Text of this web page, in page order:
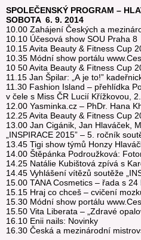
SPOLEČENSKÝ PROGRAM –
SOBOTA 6. 9. 2014
10.00 Zahájení Českých a
10.10 Účesová show SOU Praha 8
10.15 Avita Beauty & Fitness Cup
10.35 Módní show portálu
10 50 Avita Beauty & Fitness Cup
11.15 Jan Špilar: „A je to!”
11.30 Fashion Island – přehlídka
v čele s Miss ČR Lucií Křížkovou,
12.00 Yasminka.cz – PhDr. Hana
12.25 Avita Beauty & Fitness Cup
13.00 Jan Cigánik, Jan Hlaváček,
„INSPIRACE 2015” – 5. ročník
13.45 Tigi show týmů Honzy
14.00 Štěpánka Podroužková:
14.25 Natálie Kubištová zpívá s
14.45 Vyhlášení vítězů soutěže
15.00 TANA Cosmetics – řada s
15.15 Hraj co chceš – cvičení
15.30 Módní show portálu
15.50 Vita Liberata – „Zdravé
16.10 Enii nails: Novinky
16.30 Česká a mezinárodní